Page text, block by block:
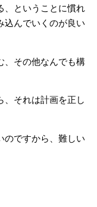
、ということに慣れ
込んでいくのが良い
、その他なんでも構
、それは計画を正し
のですから、難しい